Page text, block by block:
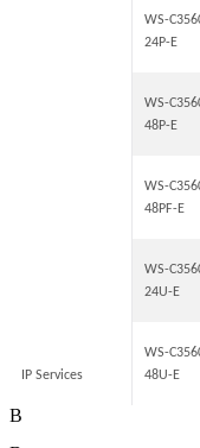
IP Services
WS-
24P-E
WS-
48P-E
WS-
48PF-E
WS-
24U-E
WS-
48U-E
В